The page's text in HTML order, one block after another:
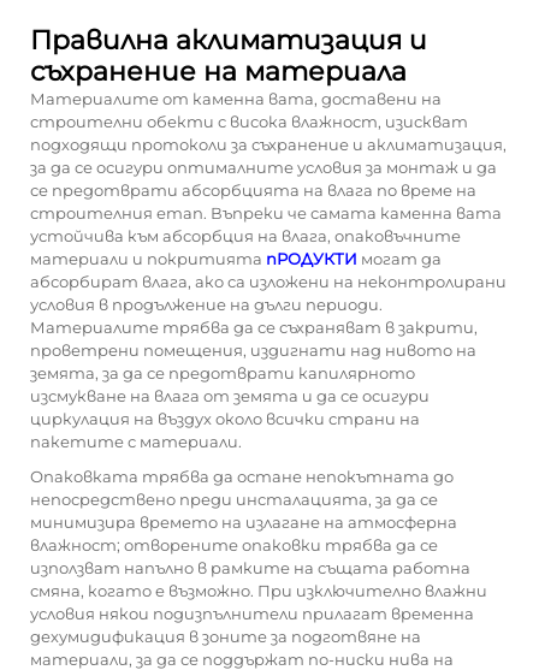
Правилна аклиматизация и
съхранение на материала
Материалите от каменна вата, доставени на
строителни обекти с висока влажност, изискват
подходящи протоколи за съхранение и аклиматизация,
за да се осигури оптималните условия за монтаж и да
се предотврати абсорбцията на влага по време на
строителния етап. Въпреки че самата каменна вата
устойчива към абсорбция на влага, опаковъчните
материали и покритията пРОДУКТИ могат да
абсорбират влага, ако са изложени на неконтролирани
условия в продължение на дълги периоди.
Материалите трябва да се съхраняват в закрити,
проветрени помещения, издигнати над нивото на
земята, за да се предотврати капилярното
изсмукване на влага от земята и да се осигури
циркулация на въздух около всички страни на
пакетите с материали.
Опаковката трябва да остане непокътната до
непосредствено преди инсталацията, за да се
минимизира времето на излагане на атмосферна
влажност; отворените опаковки трябва да се
използват напълно в рамките на същата работна
смяна, когато е възможно. При изключително влажни
условия някои подизпълнители прилагат временна
дехумидификация в зоните за подготвяне на
материали, за да се поддържат по-ниски нива на